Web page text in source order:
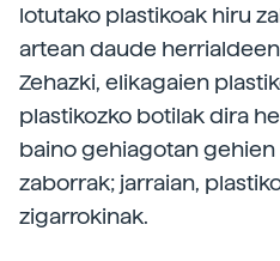
lotutako plastikoak hiru
artean daude herrialdeen
Zehazki, elikagaien
plastikozko botilak dira
baino gehiagotan
zaborrak; jarraian,
zigarrokinak.